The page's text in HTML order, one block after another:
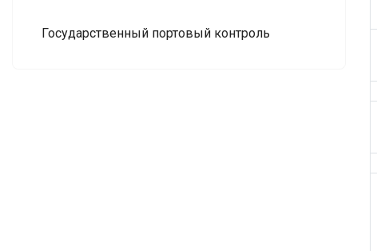
Государственный портовый контроль